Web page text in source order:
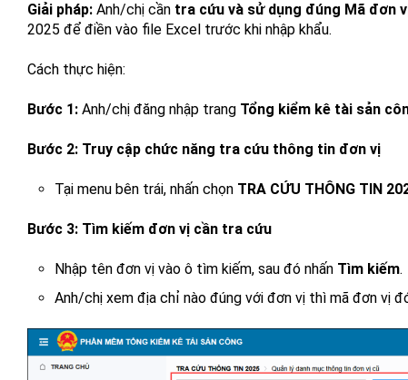
Giải pháp: Anh/chị cần tra cứu và sử dụng đúng Mã đơn
2025 để điền vào file Excel trước khi nhập khẩu.
Cách thực hiện:
Bước 1: Anh/chị đăng nhập trang Tổng kiểm kê tài sản
Bước 2: Truy cập chức năng tra cứu thông tin đơn vị
Tại menu bên trái, nhấn chọn TRA CỨU THÔNG TIN
Bước 3: Tìm kiếm đơn vị cần tra cứu
Nhập tên đơn vị vào ô tìm kiếm, sau đó nhấn Tìm kiếm.
Anh/chị xem địa chỉ nào đúng với đơn vị thì mã đơn vị